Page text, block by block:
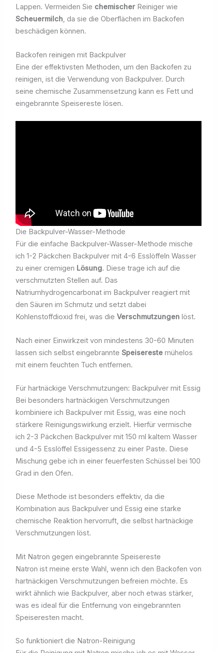
Lappen. Vermeiden Sie chemischerReiniger wie
Scheuermilch, da sie die Oberflächen im Backofen
beschädigen können.
Backofen reinigen mit Backpulver
Eine der effektivsten Methoden, um den Backofen zu
reinigen, ist die Verwendung von Backpulver. Durch
seine chemische Zusammensetzung kann es Fett und
eingebrannte Speisereste lösen.
Die Backpulver-Wasser-Methode
Für die einfache Backpulver-Wasser-Methode mische
ich 1-2 Päckchen Backpulver mit 4-6 Esslöffeln Wasser
zu einer cremigen Lösung. Diese trage ich auf die
verschmutzten Stellen auf. Das
Natriumhydrogencarbonat im Backpulver reagiert mit
den Säuren im Schmutz und setzt dabei
Kohlenstoffdioxid frei, was die Verschmutzungenlöst.
Nach einer Einwirkzeit von mindestens 30-60 Minuten
lassen sich selbst eingebrannte Speiserestemühelos
mit einem feuchten Tuch entfernen.
Für hartnäckige Verschmutzungen: Backpulver mit Essig
Bei besonders hartnäckigen Verschmutzungen
kombiniere ich Backpulver mit Essig, was eine noch
stärkere Reinigungswirkung erzielt. Hierfür vermische
ich 2-3 Päckchen Backpulver mit 150 ml kaltem Wasser
und 4-5 Esslöffel Essigessenz zu einer Paste. Diese
Mischung gebe ich in einer feuerfesten Schüssel bei 100
Grad in den Ofen.
Diese Methode ist besonders effektiv, da die
Kombination aus Backpulver und Essig eine starke
chemische Reaktion hervorruft, die selbst hartnäckige
Verschmutzungen löst.
Mit Natron gegen eingebrannte Speisereste
Natron ist meine erste Wahl, wenn ich den Backofen von
hartnäckigen Verschmutzungen befreien möchte. Es
wirkt ähnlich wie Backpulver, aber noch etwas stärker,
was es ideal für die Entfernung von eingebrannten
Speiseresten macht.
So funktioniert die Natron-Reinigung